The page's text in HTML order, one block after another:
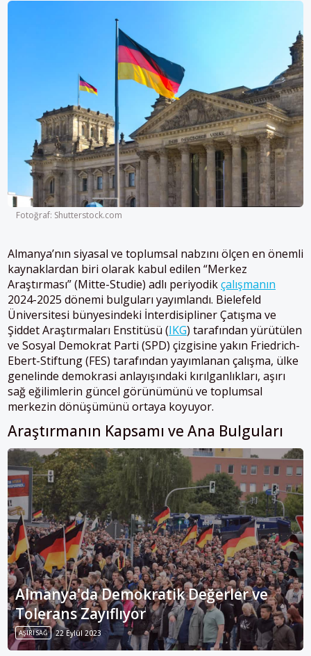
Fotoğraf: Shutterstock.com
Almanya’nın siyasal ve toplumsal nabzını ölçen en önemli
kaynaklardan biri olarak kabul edilen “Merkez
Araştırması” (Mitte-Studie) adlı periyodikçalışmanın
2024-2025 dönemi bulguları yayımlandı. Bielefeld
Üniversitesi bünyesindeki İnterdisipliner Çatışma ve
Şiddet Araştırmaları Enstitüsü (IKG) tarafından yürütülen
ve Sosyal Demokrat Parti (SPD) çizgisine yakın Friedrich-
Ebert-Stiftung (FES) tarafından yayımlanan çalışma, ülke
genelinde demokrasi anlayışındaki kırılganlıkları, aşırı
sağ eğilimlerin güncel görünümünü ve toplumsal
merkezin dönüşümünü ortaya koyuyor.
Araştırmanın Kapsamı ve Ana Bulguları
Almanya'da Demokratik Değerler ve
Tolerans Zayıflıyor
AŞIRI SAĞ 22 Eylül 2023